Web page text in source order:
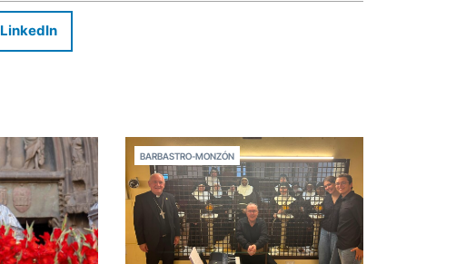
LinkedIn
BARBASTRO-MONZÓN